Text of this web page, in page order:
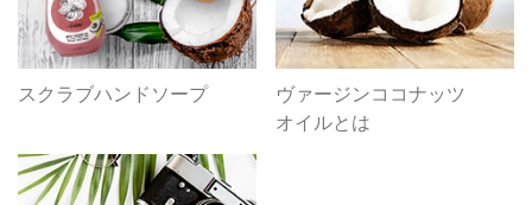
スクラブハンドソープ
ヴァージンココナッツ
オイルとは